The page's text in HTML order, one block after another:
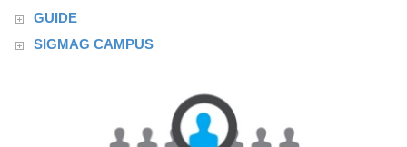
GUIDE
SIGMAG CAMPUS